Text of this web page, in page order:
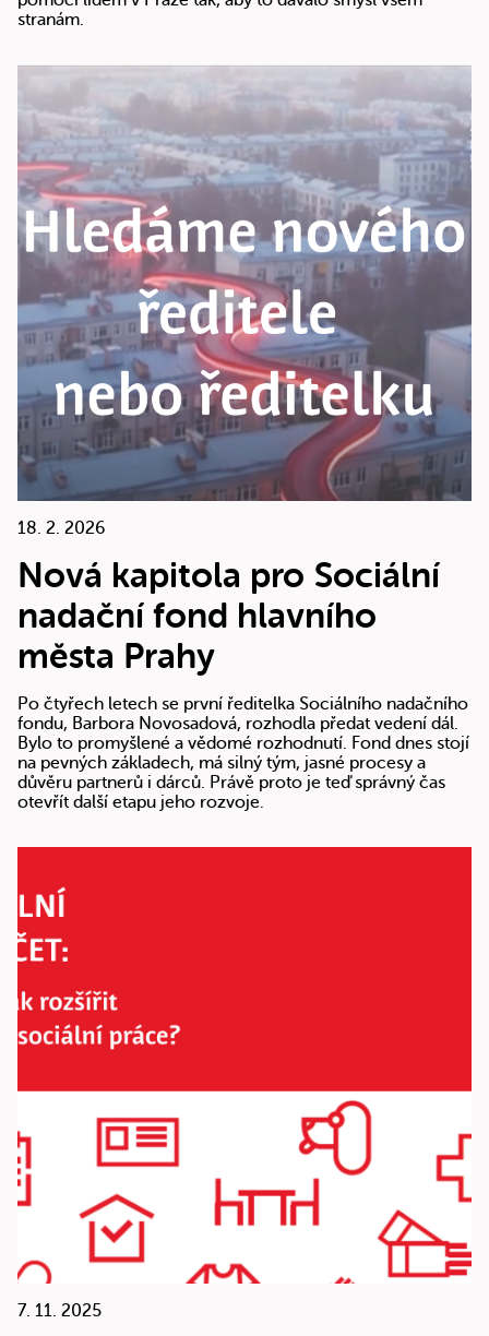
stranám.
18. 2. 2026
Nová kapitola pro Sociální
nadační fond hlavního
města Prahy
Po čtyřech letech se první ředitelka Sociálního nadačního
fondu, Barbora Novosadová, rozhodla předat vedení dál.
Bylo to promyšlené a vědomé rozhodnutí. Fond dnes stojí
na pevných základech, má silný tým, jasné procesy a
důvěru partnerů i dárců. Právě proto je teď správný čas
otevřít další etapu jeho rozvoje.
7. 11. 2025